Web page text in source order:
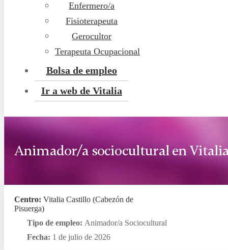
Enfermero/a
Fisioterapeuta
Gerocultor
Terapeuta Ocupacional
Bolsa de empleo
Ir a web de Vitalia
Animador/a sociocultural en
Centro: Vitalia Castillo (Cabezón de
Pisuerga)
Tipo de empleo: Animador/a Sociocultural
Fecha: 1 de julio de 2026